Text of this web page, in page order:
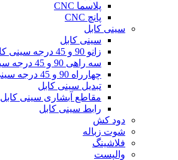
پلاسما CNC
پانچ CNC
سینی کابل
سینی کابل
زانو 90 و 45 درجه سینی کابل افقی
سه راهی 90 و 45 درجه سینی کابل
چهارراه 90 و 45 درجه سینی کابل
تبدیل سینی کابل
مقاطع آبشاری سینی کابل
رابط سینی کابل
دود کش
شوت زباله
فلاشینگ
والپست